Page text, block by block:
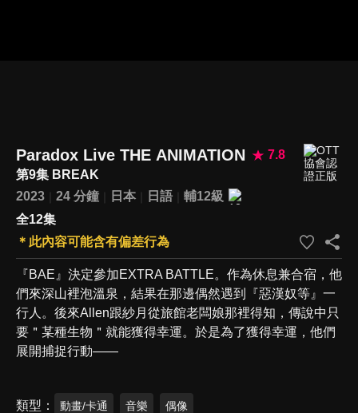
Paradox Live THE ANIMATION
7.8
第9集 BREAK
2023
24 分鐘 日本 日語
輔12級
全12集
＊此內容可能含有偏差行為
『BAE』決定參加EXTRA BATTLE。作為休息兼合宿，他
們來深山裡泡溫泉，結果在那邊偶然遇到『惡漢奴等』一
行人。後來Allen跟紗月從旅館老闆娘那裡得知，傳說中只
要＂某種生物＂就能獲得幸運。於是為了獲得幸運，他們
展開捕捉行動——
類型 動畫/卡通 音樂 偶像